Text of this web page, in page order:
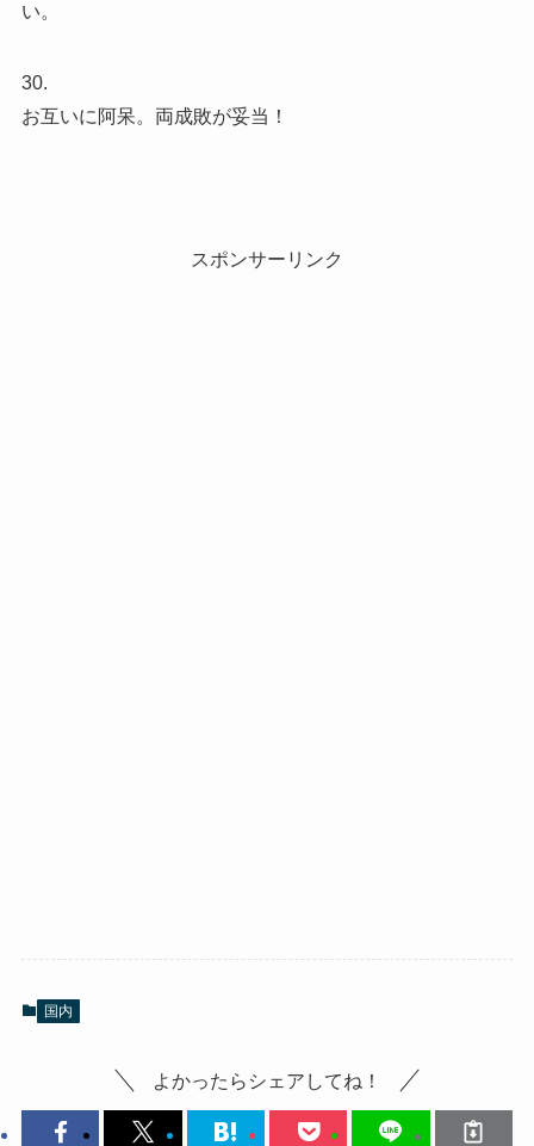
い。
30.
お互いに阿呆。両成敗が妥当！
スポンサーリンク
国内
よかったらシェアしてね！